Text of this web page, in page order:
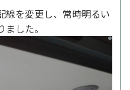
線を変更し、常時明るい
した。